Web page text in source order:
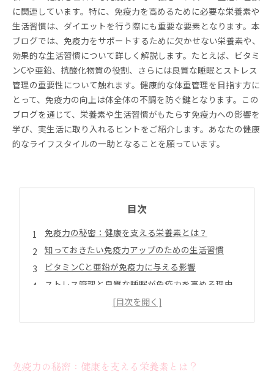
に関連しています。特に、免疫力を高めるために必要な栄養素や
生活習慣は、ダイエットを行う際にも重要な要素となります。本
ブログでは、免疫力をサポートするために欠かせない栄養素や、
効果的な生活習慣について詳しく解説します。たとえば、ビタミ
ンCや亜鉛、抗酸化物質の役割、さらには良質な睡眠とストレス
管理の重要性について触れます。健康的な体重管理を目指す方に
とって、免疫力の向上は体全体の不調を防ぐ鍵となります。この
ブログを通じて、栄養素や生活習慣がもたらす免疫力への影響を
学び、実生活に取り入れるヒントをご紹介します。あなたの健康
的なライフスタイルの一助となることを願っています。
目次
免疫力の秘密：健康を支える栄養素とは？
知っておきたい免疫力アップのための生活習慣
ビタミンCと亜鉛が免疫力に与える影響
ストレス管理と良質な睡眠が免疫力を高める理由
体重管理に役立つ、免疫力をサポートする食事法
免疫力の秘密：健康を支える栄養素とは？